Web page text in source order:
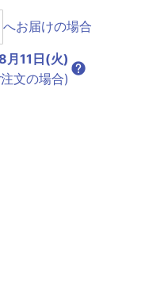
へお届けの場合
月11日(火)
文の場合)